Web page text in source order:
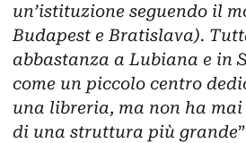
un’istituzione seguendo il
Budapest e Bratislava).
abbastanza a Lubiana e in
come un piccolo centro
una libreria, ma non ha
di una struttura più grande